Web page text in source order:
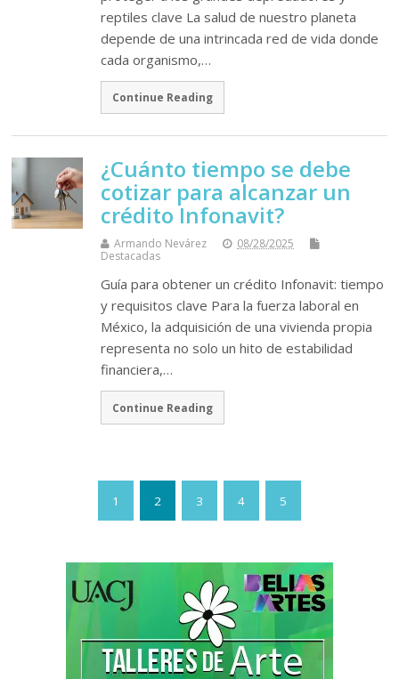
reptiles clave La salud de nuestro planeta
depende de una intrincada red de vida donde
cada organismo,…
Continue Reading
¿Cuánto tiempo se debe
cotizar para alcanzar un
crédito Infonavit?
Armando Nevárez
08/28/2025
Destacadas
Guía para obtener un crédito Infonavit: tiempo
y requisitos clave Para la fuerza laboral en
México, la adquisición de una vivienda propia
representa no solo un hito de estabilidad
financiera,…
Continue Reading
1 2 3 4 5